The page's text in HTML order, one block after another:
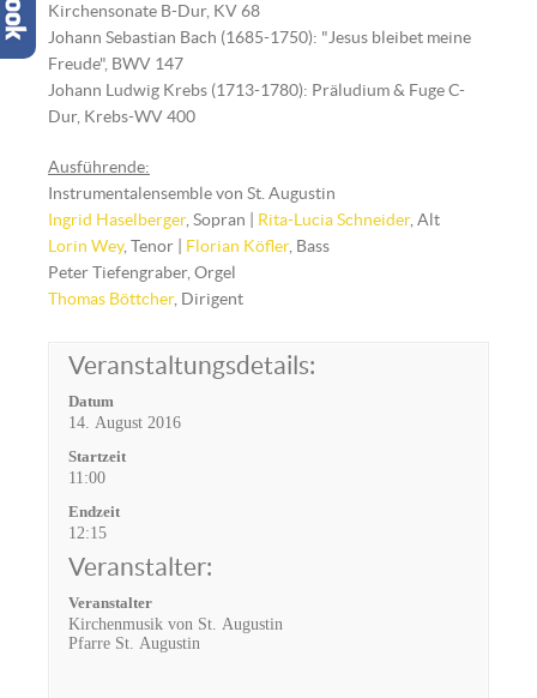
Kirchensonate B-Dur, KV 68
Johann Sebastian Bach (1685-1750): "Jesus bleibet meine
Freude", BWV 147
Johann Ludwig Krebs (1713-1780): Präludium & Fuge C-
Dur, Krebs-WV 400
Ausführende:
Instrumentalensemble von St. Augustin
Ingrid Haselberger, Sopran | Rita-Lucia Schneider, Alt
Lorin Wey, Tenor | Florian Köfler, Bass
Peter Tiefengraber, Orgel
Thomas Böttcher, Dirigent
Veranstaltungsdetails:
Datum
14. August 2016
Startzeit
11:00
Endzeit
12:15
Veranstalter:
Veranstalter
Kirchenmusik von St. Augustin
Pfarre St. Augustin